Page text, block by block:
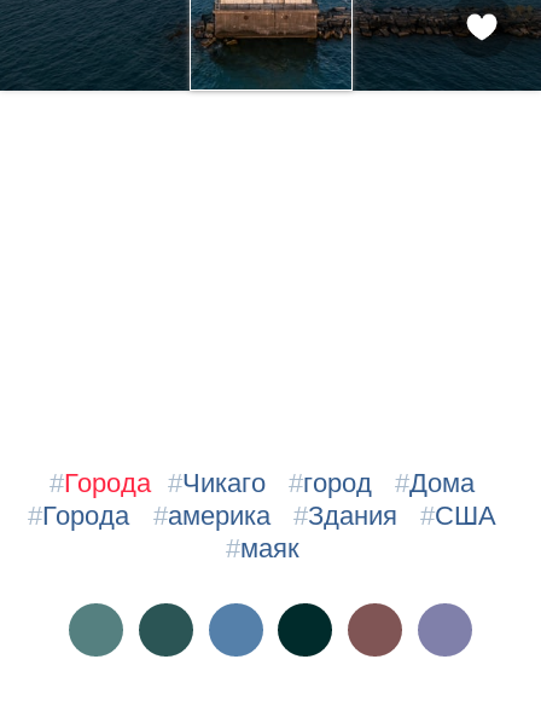
#Города #Чикаго #город #Дома
#Города #америка #Здания #США
#маяк